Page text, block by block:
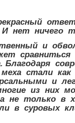
нет ничего
и
сравниться
Благодаря
стали как
и
из них
не только в
в суровых